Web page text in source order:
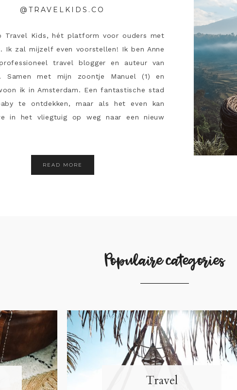
@TRAVELKIDS.CO
Travel Kids, hét platform voor ouders met
Ik zal mijzelf even voorstellen! Ik ben Anne
travel blogger en auteur van
Samen met mijn zoontje Manuel (1) en
ik in Amsterdam. Een fantastische stad
te ontdekken, maar als het even kan
in het vliegtuig op weg naar een nieuw
READ MORE
Populaire categories
Travel